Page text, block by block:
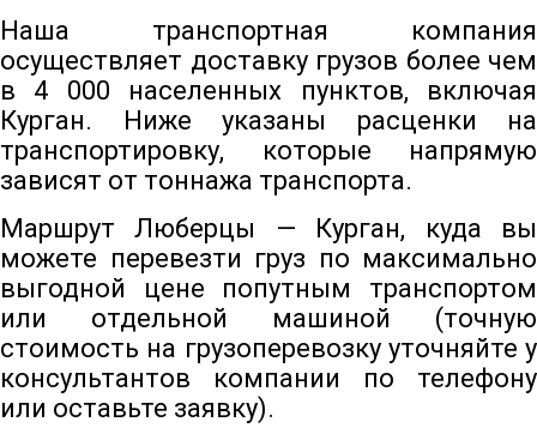
Наша транспортная компания
осуществляет доставку грузов более чем
в 4 000 населенных пунктов, включая
Курган. Ниже указаны расценки на
транспортировку, которые напрямую
зависят от тоннажа транспорта.
Маршрут Люберцы — Курган, куда вы
можете перевезти груз по максимально
выгодной цене попутным транспортом
или отдельной машиной (точную
стоимость на грузоперевозку уточняйте у
консультантов компании по телефону
или оставьте заявку).